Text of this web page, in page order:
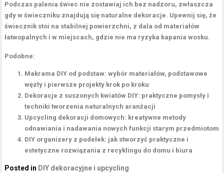
Podczas palenia świec nie zostawiaj ich bez nadzoru, zwłaszcza
gdy w świeczniku znajdują się naturalne dekoracje. Upewnij się, że
świecznik stoi na stabilnej powierzchni, z dala od materiałów
łatwopalnych i w miejscach, gdzie nie ma ryzyka kapania wosku.
Podobne:
Makrama DIY od podstaw: wybór materiałów, podstawowe
węzły i pierwsze projekty krok po kroku
Dekoracje z suszonych kwiatów DIY: praktyczne pomysły i
techniki tworzenia naturalnych aranżacji
Upcycling dekoracji domowych: kreatywne metody
odnawiania i nadawania nowych funkcji starym przedmiotom
DIY organizery z pudełek: jak stworzyć praktyczne i
estetyczne rozwiązania z recyklingu do domu i biura
Posted in DIY dekoracyjne i upcycling